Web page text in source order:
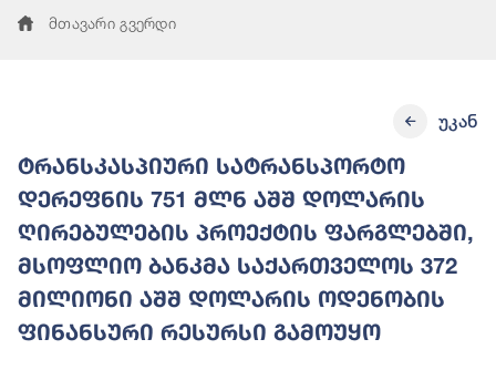
მთავარი გვერდი
ტრანსკასპიური სატრანსპორტო
დერეფნის 751 მლნ აშშ დოლარის
ღირებულების პროექტის ფარგლებში,
მსოფლიო ბანკმა საქართველოს 372
მილიონი აშშ დოლარის ოდენობის
ფინანსური რესურსი გამოუყო
უკან